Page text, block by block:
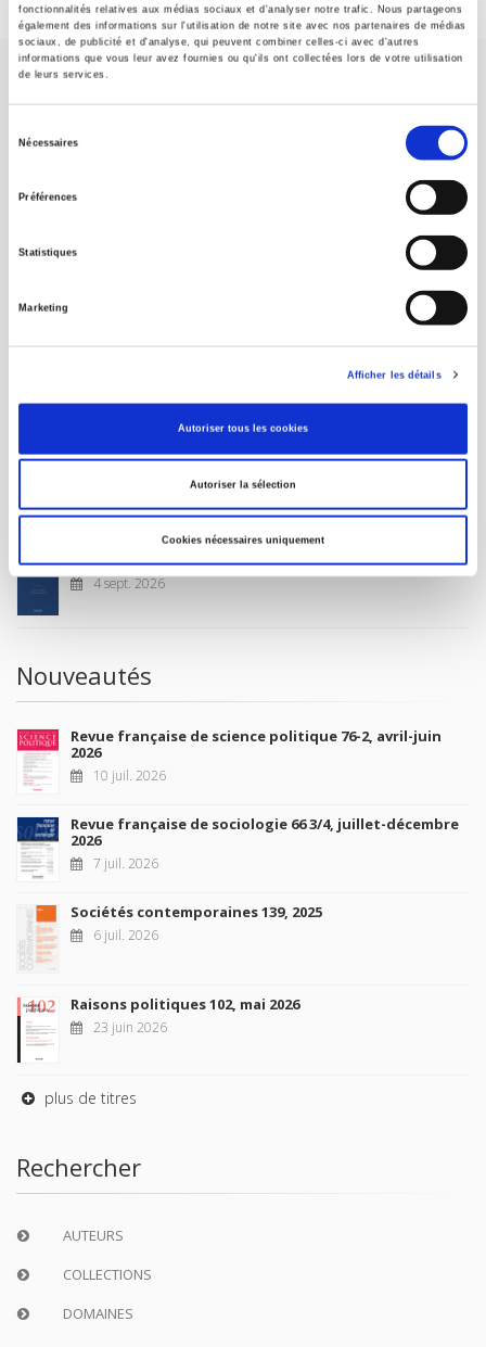
fonctionnalités relatives aux médias sociaux et d'analyser notre trafic. Nous partageons
également des informations sur l'utilisation de notre site avec nos partenaires de médias
sociaux, de publicité et d'analyse, qui peuvent combiner celles-ci avec d'autres
informations que vous leur avez fournies ou qu'ils ont collectées lors de votre utilisation
de leurs services.
Nécessaires
Préférences
Statistiques
Marketing
Afficher les détails
Autoriser tous les cookies
Autoriser la sélection
Cookies nécessaires uniquement
Presses de Sciences Po participent depuis leur création en 1976
À paraître
La France et l'Union européenne
4 sept. 2026
Nouveautés
Revue française de science politique 76-2, avril-juin
2026
10 juil. 2026
Revue française de sociologie 66 3/4, juillet-décembre
2026
7 juil. 2026
Sociétés contemporaines 139, 2025
6 juil. 2026
Raisons politiques 102, mai 2026
23 juin 2026
plus de titres
Rechercher
AUTEURS
COLLECTIONS
DOMAINES